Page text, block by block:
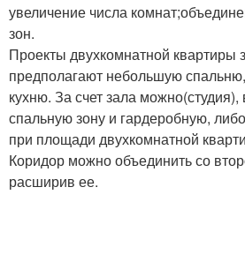
увеличение числа
зон.
Проекты двухкомнатной квартиры
предполагают небольшую
кухню. За счет зала
спальную зону и гардеробную,
при площади двухкомнатной
Коридор можно объединить со
расширив ее.